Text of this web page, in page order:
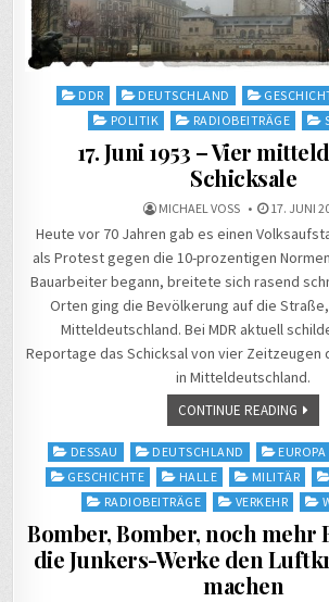
Posted
DDR DEUTSCHLAND
POLITIK
RADIOBEITRÄGE
17. Juni 1953 – Vier
Schicksale
MICHAEL VOSS 17. JUNI
Heute vor 70 Jahren gab es einen
als Protest gegen die 10-prozentigen
Bauarbeiter begann, breitete sich rasend
Orten ging die Bevölkerung auf die
Mitteldeutschland. Bei MDR aktuell
Reportage das Schicksal von vier Zeitzeugen
in Mitteldeutschland.
CONTINUE READING
Posted
in
DESSAU DEUTSCHLAND EUROPA
GESCHICHTE
HALLE MILITÄR
RADIOBEITRÄGE
VERKEHR
Bomber, Bomber, noch mehr
die Junkers-Werke den
machen